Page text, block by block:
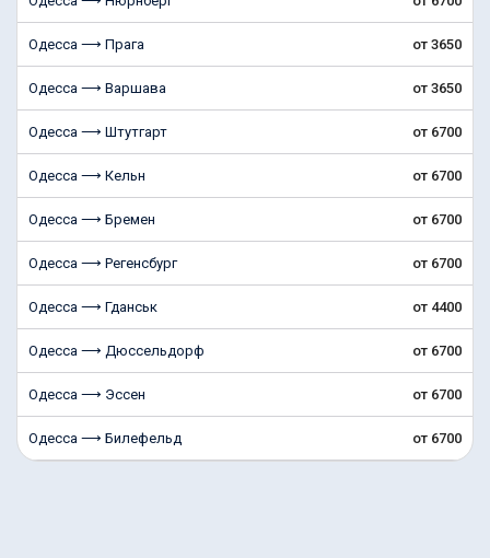
Одесса ⟶ Прага от 3650
Одесса ⟶ Варшава от 3650
Одесса ⟶ Штутгарт от 6700
Одесса ⟶ Кельн от 6700
Одесса ⟶ Бремен от 6700
Одесса ⟶ Регенсбург от 6700
Одесса ⟶ Гданськ от 4400
Одесса ⟶ Дюссельдорф от 6700
Одесса ⟶ Эссен от 6700
Одесса ⟶ Билефельд от 6700